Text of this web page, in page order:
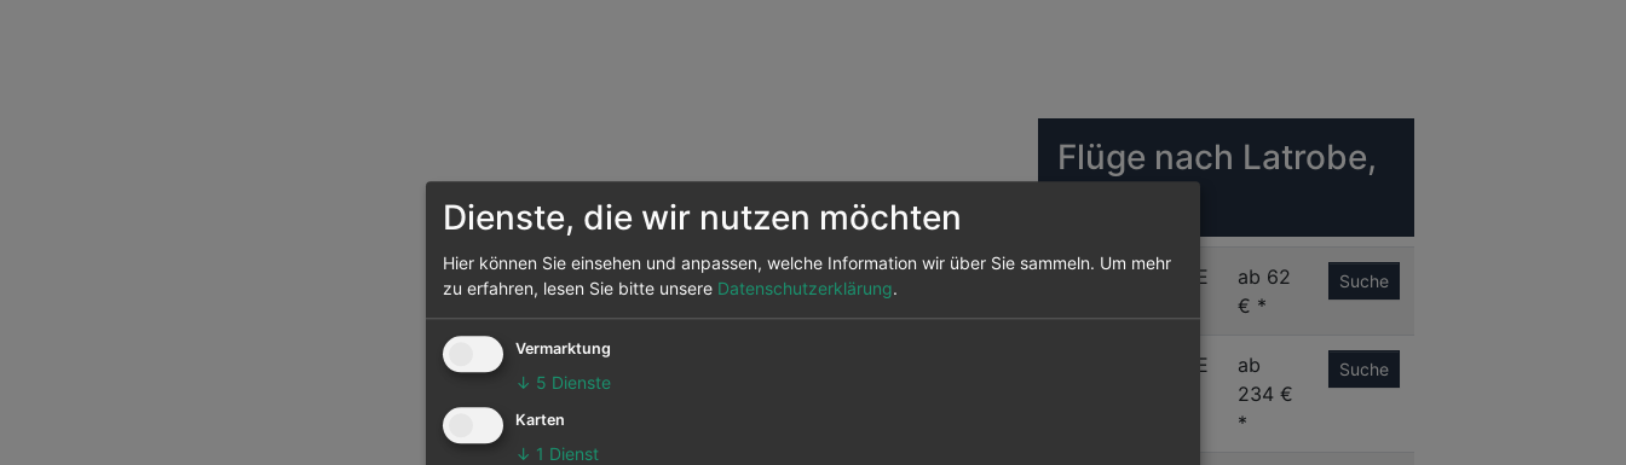
Flüge nach Latrobe,
FRA LBE
ab 62
€ *
Suche
LBE
ab
234 €
*
Suche
Dienste, die wir nutzen möchten
Hier können Sie einsehen und anpassen, welche Information wir über Sie sammeln. Um mehr
zu erfahren, lesen Sie bitte unsere Datenschutzerklärung.
Vermarktung
↓ 5 Dienste
Karten
↓ 1 Dienst